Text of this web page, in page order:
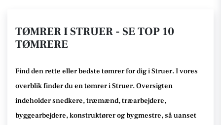
TØMRER I STRUER - SE TOP 10
TØMRERE
Find den rette eller bedste tømrerfor dig i Struer. I vores
overblik finder du en tømrer i Struer.Oversigten
indeholder snedkere, træmænd, træarbejdere,
byggearbejdere, konstruktører og bygmestre,så uanset